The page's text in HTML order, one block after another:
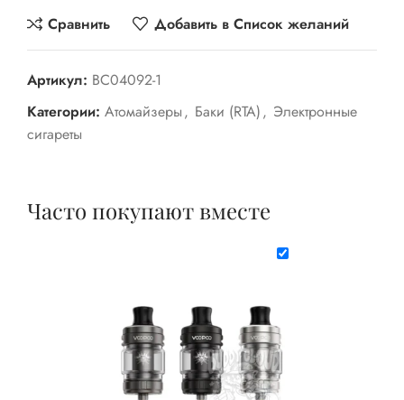
Сравнить
Добавить в Список желаний
Артикул: BC04092-1
Категории: Атомайзеры, Баки (RTA), Электронные
сигареты
Часто покупают вместе